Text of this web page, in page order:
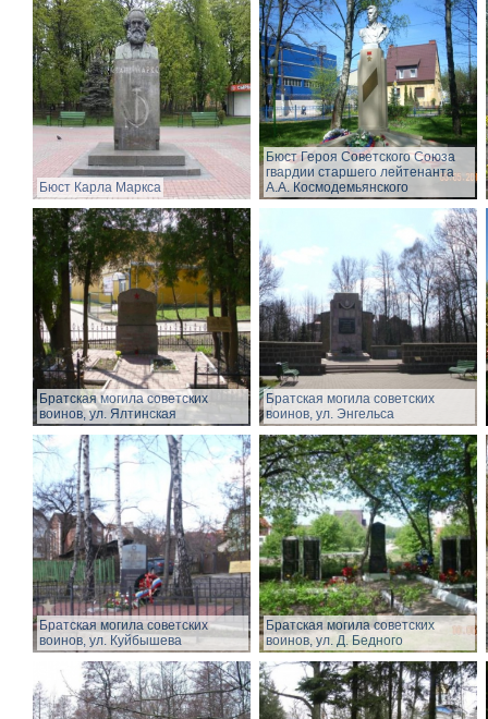
Бюст Карла Маркса
Бюст Героя Советского Союза
гвардии старшего лейтенанта
А.А. Космодемьянского
Братская могила советских
воинов, ул. Ялтинская
Братская могила советских
воинов, ул. Энгельса
Братская могила советских
воинов, ул. Куйбышева
Братская могила советских
воинов, ул. Д. Бедного